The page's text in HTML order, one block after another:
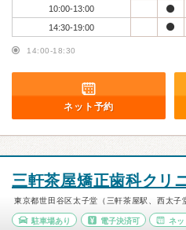
10:00-13:00
14:30-19:00
14:00-18:30
ネット予約
三軒茶屋矯正歯科クリ
東京都世田谷区太子堂（三軒茶屋駅、西太子
駐車場あり 電子決済可 ネッ